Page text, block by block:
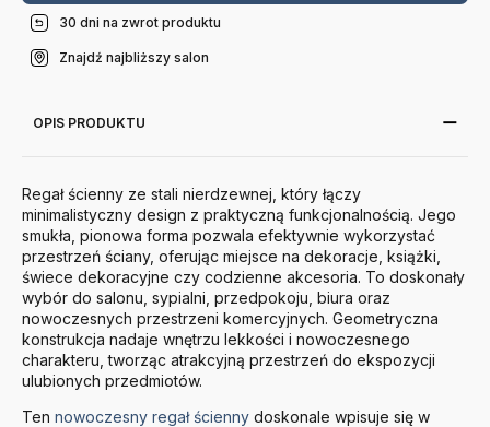
30 dni na zwrot produktu
Znajdź najbliższy salon
OPIS PRODUKTU
Regał ścienny ze stali nierdzewnej, który łączy
minimalistyczny design z praktyczną funkcjonalnością. Jego
smukła, pionowa forma pozwala efektywnie wykorzystać
przestrzeń ściany, oferując miejsce na dekoracje, książki,
świece dekoracyjne czy codzienne akcesoria. To doskonały
wybór do salonu, sypialni, przedpokoju, biura oraz
nowoczesnych przestrzeni komercyjnych. Geometryczna
konstrukcja nadaje wnętrzu lekkości i nowoczesnego
charakteru, tworząc atrakcyjną przestrzeń do ekspozycji
ulubionych przedmiotów.
Ten nowoczesny regał ścienny doskonale wpisuje się w